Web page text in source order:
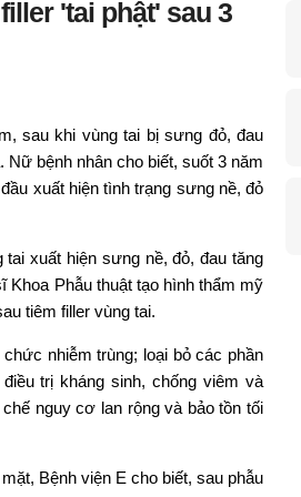
'tai phật' sau 3
sau khi vùng tai bị sưng đỏ, đau
bệnh nhân cho biết, suốt 3 năm
xuất hiện tình trạng sưng nề, đỏ
xuất hiện sưng nề, đỏ, đau tăng
Khoa Phẫu thuật tạo hình thẩm mỹ
tiêm filler vùng tai.
nhiễm trùng; loại bỏ các phần
trị kháng sinh, chống viêm và
nguy cơ lan rộng và bảo tồn tối
Bệnh viện E cho biết, sau phẫu